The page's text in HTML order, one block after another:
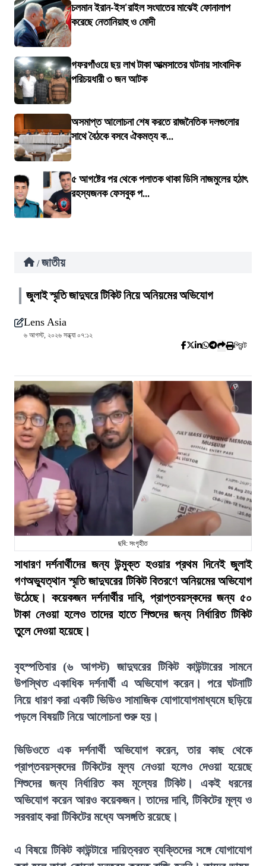
চলমান ইরান-ইস'রাইল সংঘাতের মাঝেই ফোনালাপ
করেছে নেতানিয়াহু ও মোদী
গফরগাঁওয়ে ছয় লাখ টাকা আত্মসাতের ঘটনায় সাংবাদিক
পরিচয়ধারী ৩ জন আটক
অসমাপ্ত আলোচনা শেষ করতে রাজনৈতিক দলগুলোর
সাথে বৈঠকে বসবে ঐকমত্য ক...
৫ আগষ্টের পর থেকে পলাতক থাকা ডিসি নাজমুলের হঠাৎ
রহস্যজনক ফেসবুক প...
/ জাতীয়
জুলাই স্মৃতি জাদুঘরে টিকিট নিয়ে অনিয়মের অভিযোগ
Lens Asia
৬ আগস্ট, ২০২৬ সন্ধ্যা ০৭:১২
প্রিন্ট
ছবি: সংগৃহীত
সাধারণ দর্শনার্থীদের জন্য উন্মুক্ত হওয়ার প্রথম দিনেই জুলাই
গণঅভ্যুত্থান স্মৃতি জাদুঘরের টিকিট বিতরণে অনিয়মের অভিযোগ
উঠেছে। কয়েকজন দর্শনার্থীর দাবি, প্রাপ্তবয়স্কদের জন্য ৫০
টাকা নেওয়া হলেও তাদের হাতে শিশুদের জন্য নির্ধারিত টিকিট
তুলে দেওয়া হয়েছে।
বৃহস্পতিবার (৬ আগস্ট) জাদুঘরের টিকিট কাউন্টারের সামনে
উপস্থিত একাধিক দর্শনার্থী এ অভিযোগ করেন। পরে ঘটনাটি
নিয়ে ধারণ করা একটি ভিডিও সামাজিক যোগাযোগমাধ্যমে ছড়িয়ে
পড়লে বিষয়টি নিয়ে আলোচনা শুরু হয়।
ভিডিওতে এক দর্শনার্থী অভিযোগ করেন, তার কাছ থেকে
প্রাপ্তবয়স্কদের টিকিটের মূল্য নেওয়া হলেও দেওয়া হয়েছে
শিশুদের জন্য নির্ধারিত কম মূল্যের টিকিট। একই ধরনের
অভিযোগ করেন আরও কয়েকজন। তাদের দাবি, টিকিটের মূল্য ও
সরবরাহ করা টিকিটের মধ্যে অসঙ্গতি রয়েছে।
এ বিষয়ে টিকিট কাউন্টারে দায়িত্বরত ব্যক্তিদের সঙ্গে যোগাযোগ